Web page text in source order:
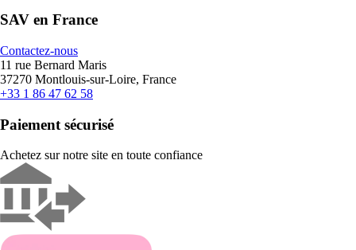
SAV en France
Contactez-nous
11 rue Bernard Maris
37270 Montlouis-sur-Loire, France
+33 1 86 47 62 58
Paiement sécurisé
Achetez sur notre site en toute confiance